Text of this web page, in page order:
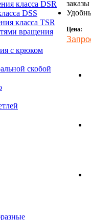
класса DSR
DSS
класса TSR
вращения
с крюком
скобой
заказы
Цена: